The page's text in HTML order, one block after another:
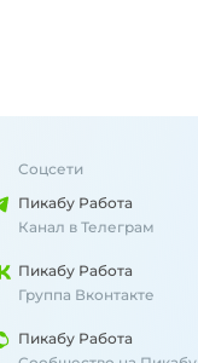
Соцсети
Пикабу Работа
Канал в Телеграм
Пикабу Работа
Группа Вконтакте
Пикабу Работа